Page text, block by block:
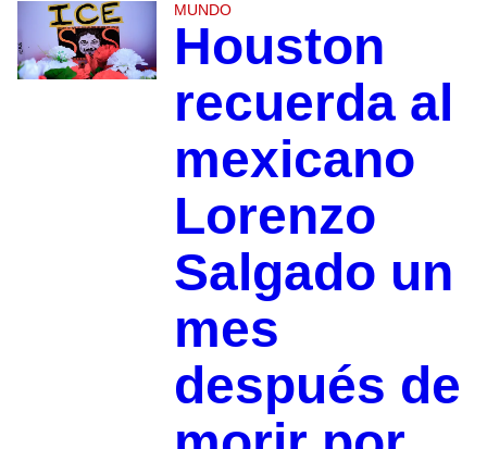
MUNDO
Houston
recuerda al
mexicano
Lorenzo
Salgado un
mes
después de